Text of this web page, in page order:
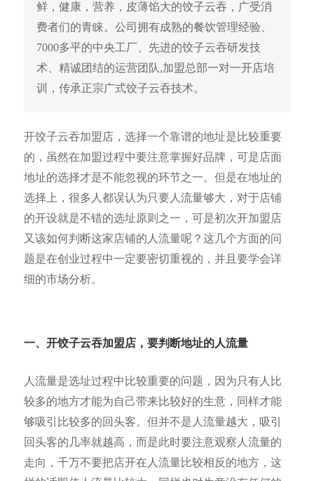
鲜，健康，营养，皮薄馅大的饺子云吞，广受消
费者们的青睐。公司拥有成熟的餐饮管理经验、
7000多平的中央工厂、先进的饺子云吞研发技
术、精诚团结的运营团队,加盟总部一对一开店培
训，传承正宗广式饺子云吞技术。
开饺子云吞加盟店，选择一个靠谱的地址是比较重要
的，虽然在加盟过程中要注意掌握好品牌，可是店面
地址的选择才是不能忽视的环节之一。但是在地址的
选择上，很多人都误认为只要人流量够大，对于店铺
的开设就是不错的选址原则之一，可是初次开加盟店
又该如何判断这家店铺的人流量呢？这几个方面的问
题是在创业过程中一定要密切重视的，并且要学会详
细的市场分析。
一、开饺子云吞加盟店， 要判断地址的人流量
人流量是选址过程中比较重要的问题，因为只有人比
较多的地方才能为自己带来比较好的生意，同样才能
够吸引比较多的回头客。但并不是人流量越大，吸引
回头客的几率就越高，而是此时要注意观察人流量的
走向，千万不要把店开在人流量比较相反的地方，这